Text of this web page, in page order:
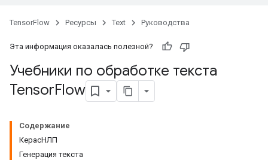
TensorFlow Ресурсы Text Руководства
Эта информация оказалась полезной?
Учебники по обработке текста
TensorFlow
Содержание
КерасНЛП
Генерация текста